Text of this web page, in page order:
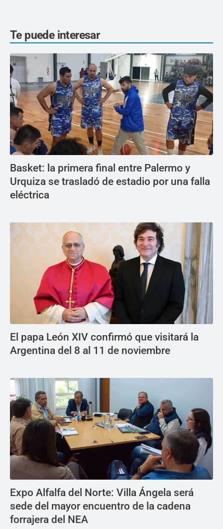
Te puede interesar
Basket: la primera final entre Palermo y
Urquiza se trasladó de estadio por una falla
eléctrica
El papa León XIV confirmó que visitará la
Argentina del 8 al 11 de noviembre
Expo Alfalfa del Norte: Villa Ángela será
sede del mayor encuentro de la cadena
forrajera del NEA